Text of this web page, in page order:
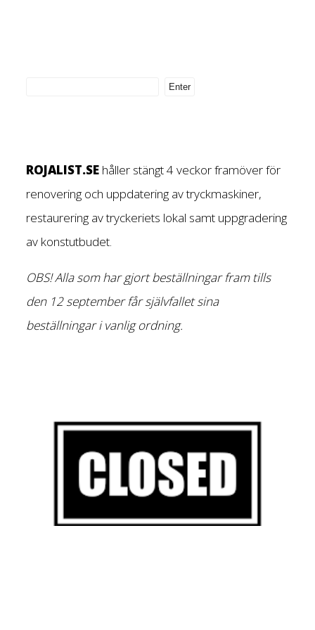
ROJALIST.SE håller stängt 4 veckor framöver för
renovering och uppdatering av tryckmaskiner,
restaurering av tryckeriets lokal samt uppgradering
av konstutbudet.
OBS! Alla som har gjort beställningar fram tills
den 12 september får självfallet sina
beställningar i vanlig ordning.